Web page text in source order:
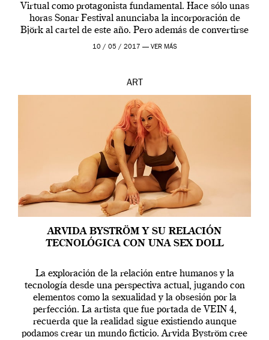
Virtual como protagonista fundamental. Hace sólo unas
horas Sonar Festival anunciaba la incorporación de
Björk al cartel de este año. Pero además de convertirse
en una de las actuaciones más relevantes […]
10 / 05 / 2017 — VER MÁS
ART
ARVIDA BYSTRÖM Y SU RELACIÓN
TECNOLÓGICA CON UNA SEX DOLL
La exploración de la relación entre humanos y la
tecnología desde una perspectiva actual, jugando con
elementos como la sexualidad y la obsesión por la
perfección. La artista que fue portada de VEIN 4,
recuerda que la realidad sigue existiendo aunque
podamos crear un mundo ficticio. Arvida Byström cree